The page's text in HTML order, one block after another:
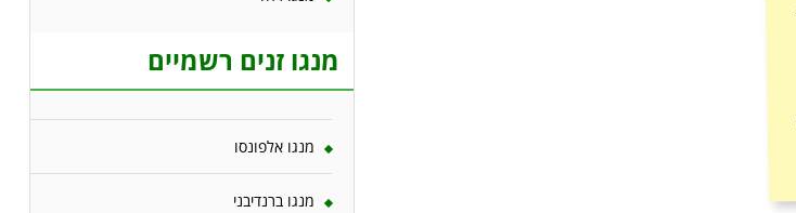
מנגו זנים רשמיים
מנגו אלפונסו
מנגו ברנדיבני